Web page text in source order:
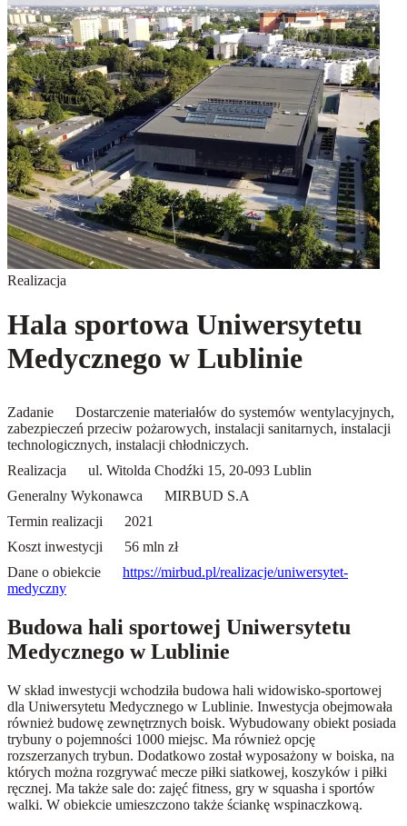
Realizacja
Hala sportowa Uniwersytetu
Medycznego w Lublinie
Zadanie
Dostarczenie materiałów do systemów wentylacyjnych,
zabezpieczeń przeciw pożarowych, instalacji sanitarnych, instalacji
technologicznych, instalacji chłodniczych.
Realizacja
ul. Witolda Chodźki 15, 20-093 Lublin
Generalny Wykonawca
MIRBUD S.A
Termin realizacji
2021
Koszt inwestycji
56 mln zł
Dane o obiekcie
https://mirbud.pl/realizacje/uniwersytet-
medyczny
Budowa hali sportowej Uniwersytetu
Medycznego w Lublinie
W skład inwestycji wchodziła budowa hali widowisko-sportowej
dla Uniwersytetu Medycznego w Lublinie. Inwestycja obejmowała
również budowę zewnętrznych boisk. Wybudowany obiekt posiada
trybuny o pojemności 1000 miejsc. Ma również opcję
rozszerzanych trybun. Dodatkowo został wyposażony w boiska, na
których można rozgrywać mecze piłki siatkowej, koszyków i piłki
ręcznej. Ma także sale do: zajęć fitness, gry w squasha i sportów
walki. W obiekcie umieszczono także ściankę wspinaczkową.